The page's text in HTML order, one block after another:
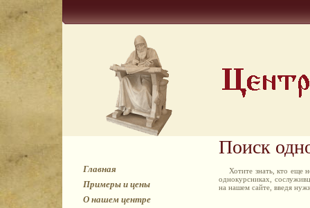
Главная
Примеры и цены
О нашем центре
Поиск
Хотите знать, кто еще
однокурсниках,
на нашем сайте, введя